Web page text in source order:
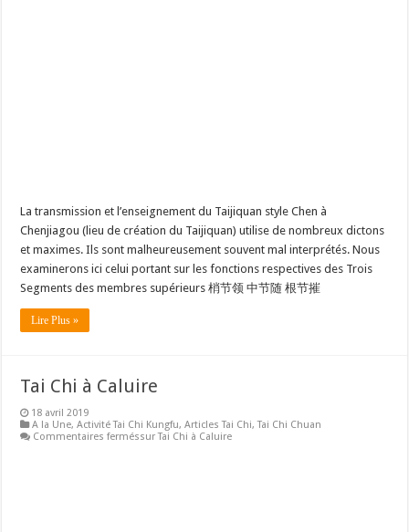
La transmission et l’enseignement du Taijiquan style Chen à
Chenjiagou (lieu de création du Taijiquan) utilise de nombreux dictons
et maximes. Ils sont malheureusement souvent mal interprétés. Nous
examinerons ici celui portant sur les fonctions respectives des Trois
Segments des membres supérieurs 梢节领 中节随 根节摧
Lire Plus »
Tai Chi à Caluire
18 avril 2019
A la Une,Activité Tai Chi Kungfu,Articles Tai Chi,Tai Chi Chuan
Commentaires ferméssur Tai Chi à Caluire